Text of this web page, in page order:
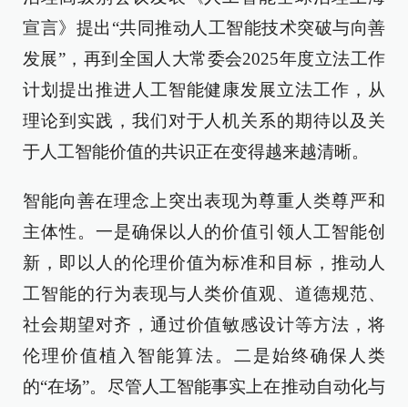
宣言》提出“共同推动人工智能技术突破与向善
发展”，再到全国人大常委会2025年度立法工作
计划提出推进人工智能健康发展立法工作，从
理论到实践，我们对于人机关系的期待以及关
于人工智能价值的共识正在变得越来越清晰。
智能向善在理念上突出表现为尊重人类尊严和
主体性。一是确保以人的价值引领人工智能创
新，即以人的伦理价值为标准和目标，推动人
工智能的行为表现与人类价值观、道德规范、
社会期望对齐，通过价值敏感设计等方法，将
伦理价值植入智能算法。二是始终确保人类
的“在场”。尽管人工智能事实上在推动自动化与